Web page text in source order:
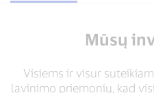
Mūsų
Visiems ir visur
lavinimo priemonių, kad